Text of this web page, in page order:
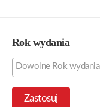
Rok wydania
Zastosuj